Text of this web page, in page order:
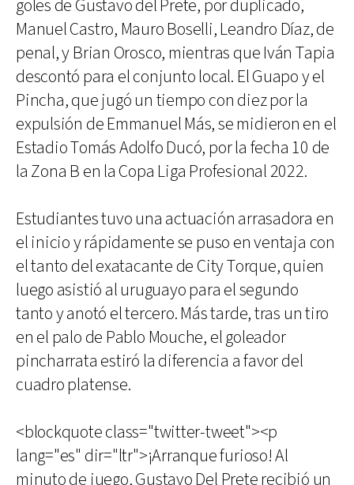
goles de Gustavo del Prete, por duplicado,
Manuel Castro, Mauro Boselli, Leandro Díaz, de
penal, y Brian Orosco, mientras que Iván Tapia
descontó para el conjunto local. El Guapo y el
Pincha, que jugó un tiempo con diez por la
expulsión de Emmanuel Más, se midieron en el
Estadio Tomás Adolfo Ducó, por la fecha 10 de
la Zona B en la Copa Liga Profesional 2022.
Estudiantes tuvo una actuación arrasadora en
el inicio y rápidamente se puso en ventaja con
el tanto del exatacante de City Torque, quien
luego asistió al uruguayo para el segundo
tanto y anotó el tercero. Más tarde, tras un tiro
en el palo de Pablo Mouche, el goleador
pincharrata estiró la diferencia a favor del
cuadro platense.
<blockquote class="twitter-tweet"><p
lang="es" dir="ltr">¡Arranque furioso! Al
minuto de juego, Gustavo Del Prete recibió un